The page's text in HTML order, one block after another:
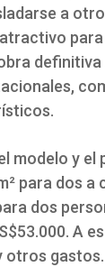
a
definitiva
modelo y el
para dos
dos
A
otros gastos.